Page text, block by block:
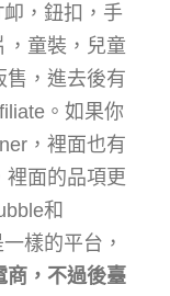
，鈕扣，手
，童裝，兒童
售，進去後有
。如果你
，裡面也有
裡面的品項更
和
樣的平台，
商，不過後臺